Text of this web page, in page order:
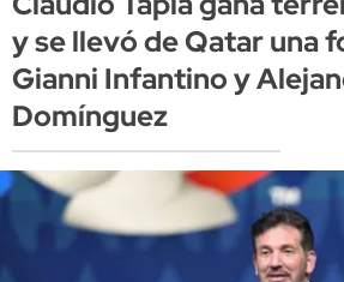
y se llevó de Qatar una
Gianni Infantino y
Domínguez